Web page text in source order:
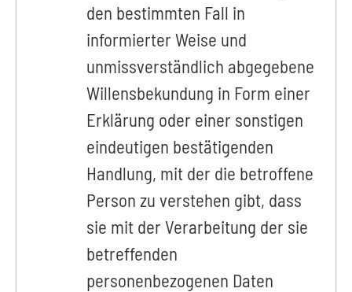
den bestimmten Fall in
informierter Weise und
unmissverständlich abgegebene
Willensbekundung in Form einer
Erklärung oder einer sonstigen
eindeutigen bestätigenden
Handlung, mit der die betroffene
Person zu verstehen gibt, dass
sie mit der Verarbeitung der sie
betreffenden
personenbezogenen Daten